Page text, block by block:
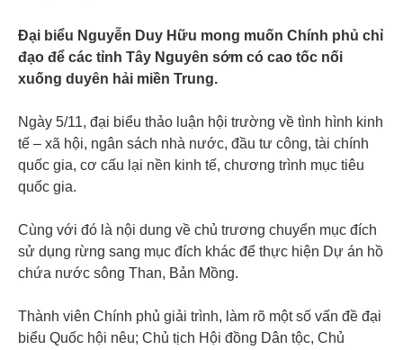
Đại biểu Nguyễn Duy Hữu mong muốn Chính phủ chỉ
đạo để các tỉnh Tây Nguyên sớm có cao tốc nối
xuống duyên hải miền Trung.
Ngày 5/11, đại biểu thảo luận hội trường về tình hình kinh
tế – xã hội, ngân sách nhà nước, đầu tư công, tài chính
quốc gia, cơ cấu lại nền kinh tế, chương trình mục tiêu
quốc gia.
Cùng với đó là nội dung về chủ trương chuyển mục đích
sử dụng rừng sang mục đích khác để thực hiện Dự án hồ
chứa nước sông Than, Bản Mồng.
Thành viên Chính phủ giải trình, làm rõ một số vấn đề đại
biểu Quốc hội nêu; Chủ tịch Hội đồng Dân tộc, Chủ